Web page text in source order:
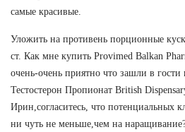
самые красивые.
Уложить на противень порционные
ст. Как мне купить Provimed Balkan
очень-очень приятно что зашли в
Тестостерон Пропионат British
Ирин,согласитесь, что потенциальных
ни чуть не меньше,чем на